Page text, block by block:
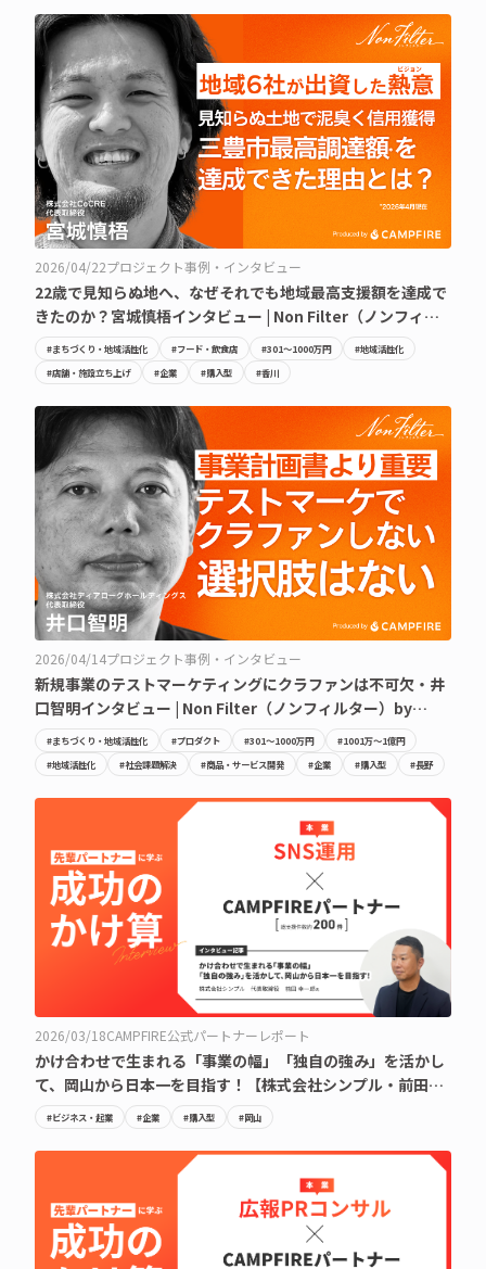
2026/04/22プロジェクト事例・インタビュー
22歳で見知らぬ地へ、なぜそれでも地域最高支援額を達成で
きたのか？宮城慎梧インタビュー | Non Filter（ノンフィル
ター）by CAMPFIRE
#まちづくり・地域活性化 #フード・飲食店 #301〜1000万円
#地域活性化
#店舗・施設立ち上げ
#企業 #購入型 #香川
2026/04/14プロジェクト事例・インタビュー
新規事業のテストマーケティングにクラファンは不可欠・井
口智明インタビュー | Non Filter（ノンフィルター）by
CAMPFIRE
#まちづくり・地域活性化 #プロダクト #301〜1000万円
#1001万〜1億円
#地域活性化
#社会課題解決 #商品・サービス開発 #企業 #購入型 #長野
2026/03/18CAMPFIRE公式パートナーレポート
かけ合わせで生まれる「事業の幅」「独自の強み」を活かし
て、岡山から日本一を目指す！【株式会社シンプル・前田幸
一郎氏】
#ビジネス・起業 #企業 #購入型 #岡山